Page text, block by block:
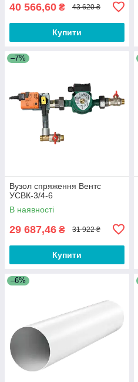
40 566,60 ₴ 43 620 ₴
Купити
–7%
Вузол спряження Вентс
УСВК-3/4-6
В наявності
29 687,46 ₴ 31 922 ₴
Купити
–6%